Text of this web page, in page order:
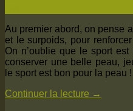
Au premier abord, on pense
et le surpoids, pour
On n’oublie que le sport
conserver une belle peau,
le sport est bon pour la peau
Continuer la lecture →